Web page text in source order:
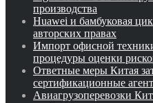
производства
Huawei и бамбуковая
авторских правах
Импорт офисной
процедуры оценки
Ответные меры Китая
сертификационные
Авиагрузоперевозки